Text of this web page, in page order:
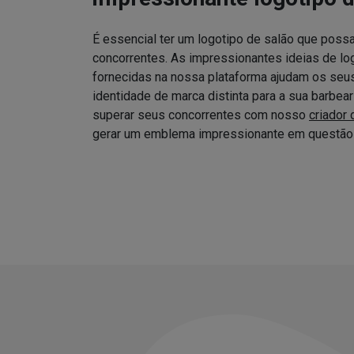
É essencial ter um logotipo de salão que
concorrentes. As impressionantes ideias de
fornecidas na nossa plataforma ajudam os
identidade de marca distinta para a sua
superar seus concorrentes com nosso criador
gerar um emblema impressionante em